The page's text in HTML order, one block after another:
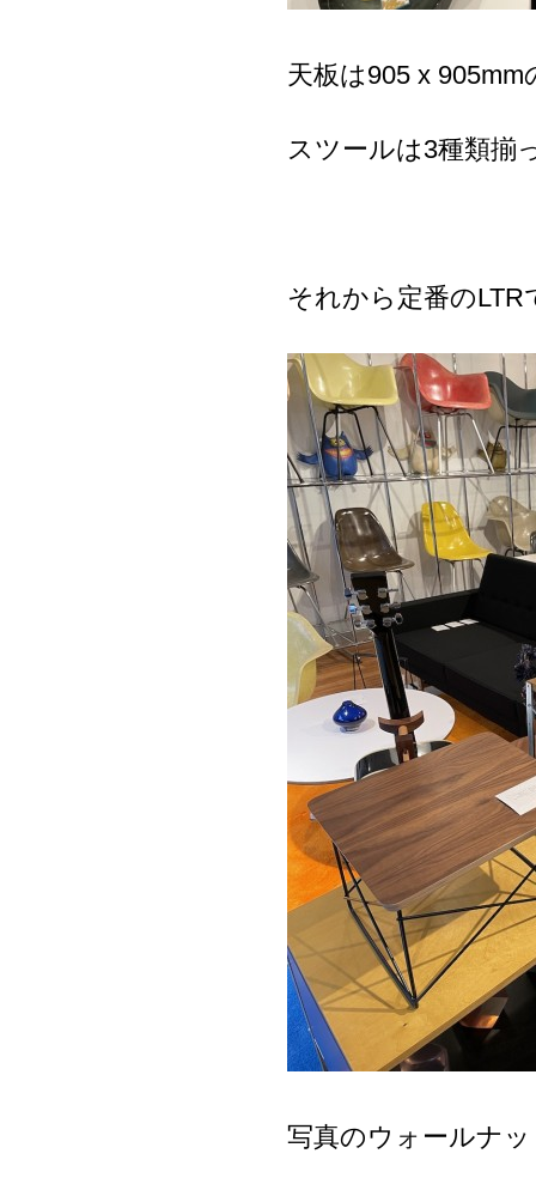
天板は905 x 905mm
スツールは3種類揃
それから定番のLTR
写真のウォールナ